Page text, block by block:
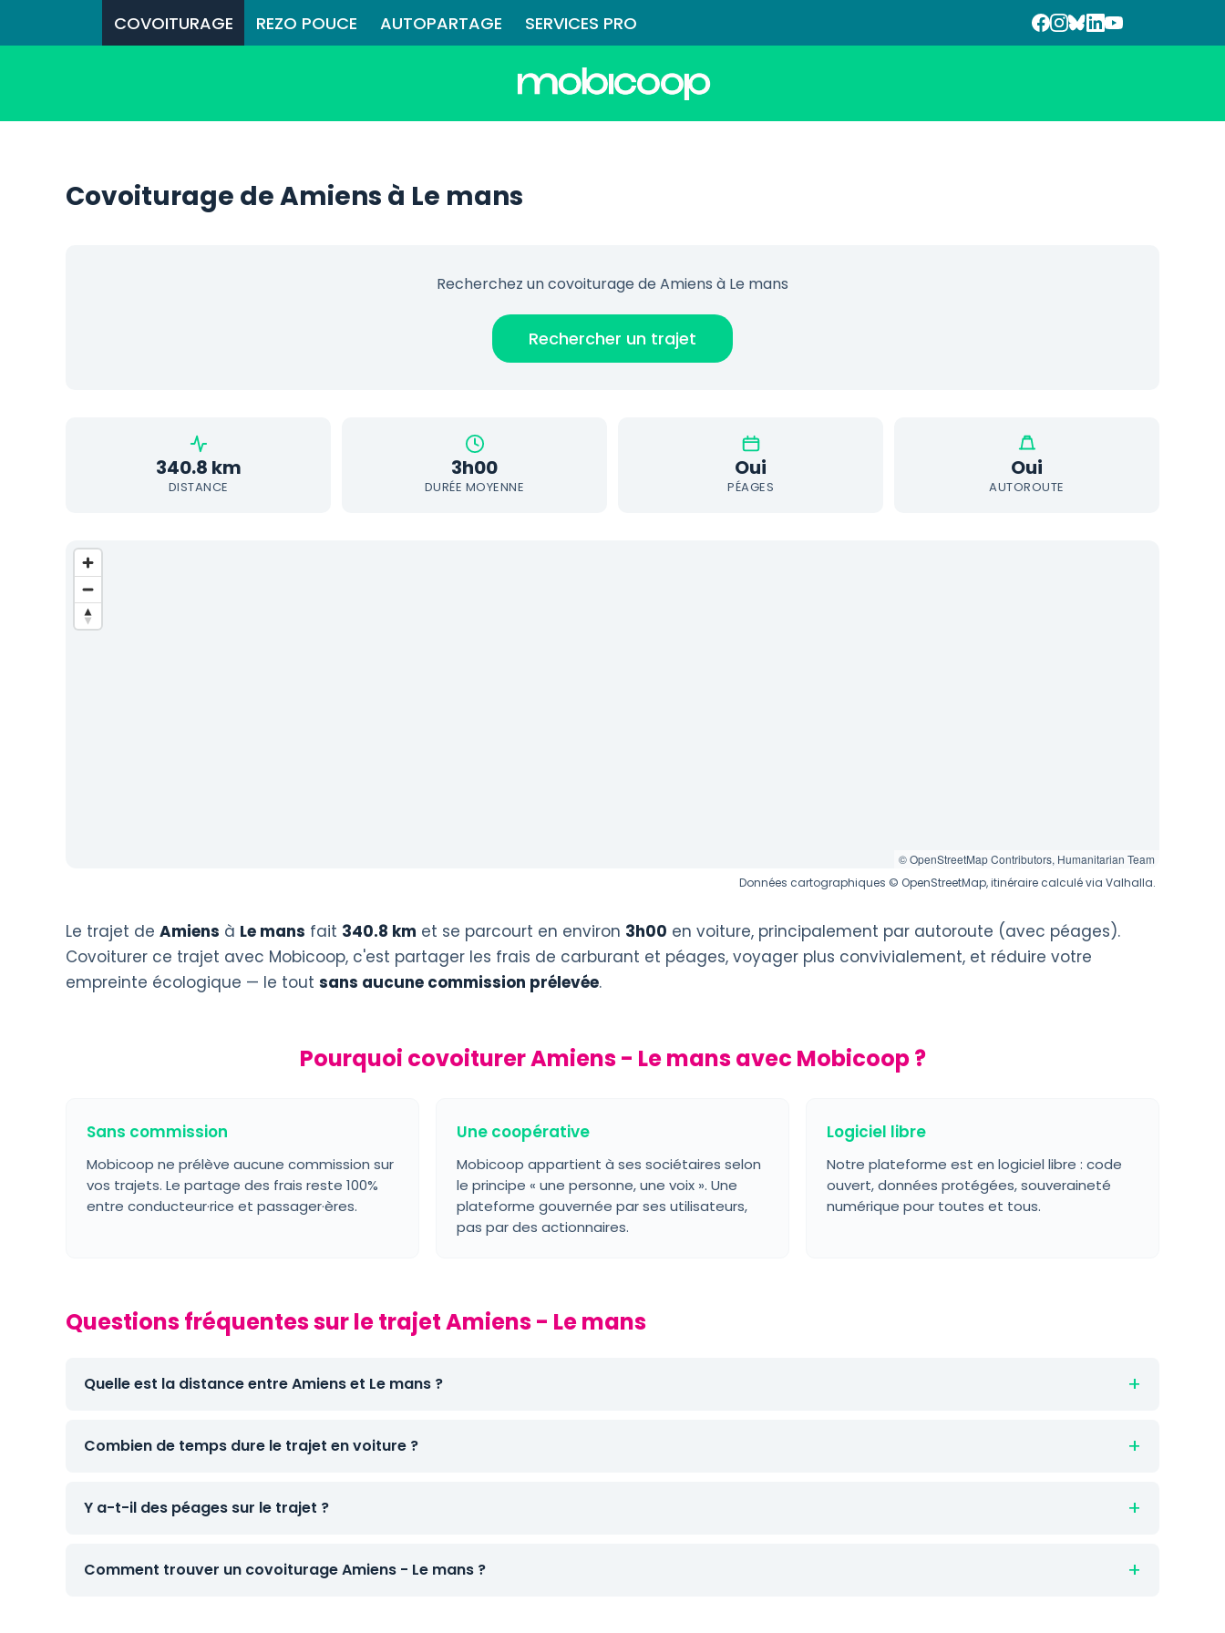
COVOITURAGE REZO POUCE AUTOPARTAGE SERVICES PRO
Covoiturage de Amiens à Le mans
Recherchez un covoiturage de Amiens à Le mans
Rechercher un trajet
340.8 km
DISTANCE
3h00
DURÉE MOYENNE
Oui
PÉAGES
Oui
AUTOROUTE
© OpenStreetMap Contributors, Humanitarian Team
Données cartographiques © OpenStreetMap, itinéraire calculé via Valhalla.
Le trajet de Amiens à Le mans fait 340.8 km et se parcourt en environ 3h00 en voiture, principalement par autoroute (avec péages).
Covoiturer ce trajet avec Mobicoop, c'est partager les frais de carburant et péages, voyager plus convivialement, et réduire votre
empreinte écologique — le tout sans aucune commission prélevée.
Pourquoi covoiturer Amiens - Le mans avec Mobicoop ?
Sans commission
Mobicoop ne prélève aucune commission sur
vos trajets. Le partage des frais reste 100%
entre conducteur·rice et passager·ères.
Une coopérative
Mobicoop appartient à ses sociétaires selon
le principe « une personne, une voix ». Une
plateforme gouvernée par ses utilisateurs,
pas par des actionnaires.
Logiciel libre
Notre plateforme est en logiciel libre : code
ouvert, données protégées, souveraineté
numérique pour toutes et tous.
Questions fréquentes sur le trajet Amiens - Le mans
Quelle est la distance entre Amiens et Le mans ?
Combien de temps dure le trajet en voiture ?
Y a-t-il des péages sur le trajet ?
Comment trouver un covoiturage Amiens - Le mans ?